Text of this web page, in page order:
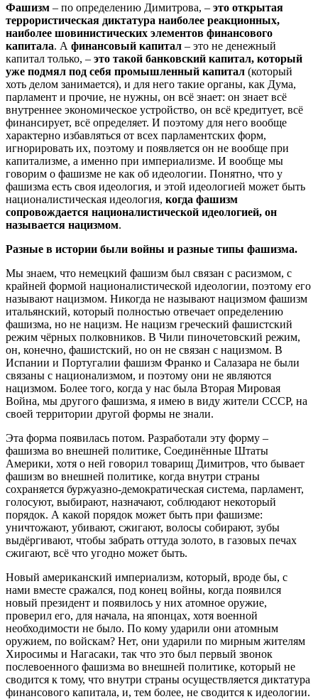
Фашизм – по определению Димитрова, – это открытая
террористическая диктатура наиболее реакционных,
наиболее шовинистических элементов финансового
капитала. А финансовый капитал – это не денежный
капитал только, – это такой банковский капитал, который
уже подмял под себя промышленный капитал (который
хоть делом занимается), и для него такие органы, как Дума,
парламент и прочие, не нужны, он всё знает: он знает всё
внутреннее экономическое устройство, он всё кредитует, всё
финансирует, всё определяет. И поэтому для него вообще
характерно избавляться от всех парламентских форм,
игнорировать их, поэтому и появляется он не вообще при
капитализме, а именно при империализме. И вообще мы
говорим о фашизме не как об идеологии. Понятно, что у
фашизма есть своя идеология, и этой идеологией может быть
националистическая идеология, когда фашизм
сопровождается националистической идеологией, он
называется нацизмом.
Разные в истории были войны и разные типы фашизма.
Мы знаем, что немецкий фашизм был связан с расизмом, с
крайней формой националистической идеологии, поэтому его
называют нацизмом. Никогда не называют нацизмом фашизм
итальянский, который полностью отвечает определению
фашизма, но не нацизм. Не нацизм греческий фашистский
режим чёрных полковников. В Чили пиночетовский режим,
он, конечно, фашистский, но он не связан с нацизмом. В
Испании и Португалии фашизм Франко и Салазара не были
связаны с национализмом, и поэтому они не являются
нацизмом. Более того, когда у нас была Вторая Мировая
Война, мы другого фашизма, я имею в виду жители СССР, на
своей территории другой формы не знали.
Эта форма появилась потом. Разработали эту форму –
фашизма во внешней политике, Соединённые Штаты
Америки, хотя о ней говорил товарищ Димитров, что бывает
фашизм во внешней политике, когда внутри страны
сохраняется буржуазно-демократическая система, парламент,
голосуют, выбирают, назначают, соблюдают некоторый
порядок. А какой порядок может быть при фашизме:
уничтожают, убивают, сжигают, волосы собирают, зубы
выдёргивают, чтобы забрать оттуда золото, в газовых печах
сжигают, всё что угодно может быть.
Новый американский империализм, который, вроде бы, с
нами вместе сражался, под конец войны, когда появился
новый президент и появилось у них атомное оружие,
проверил его, для начала, на японцах, хотя военной
необходимости не было. По кому ударили они атомным
оружием, по войскам? Нет, они ударили по мирным жителям
Хиросимы и Нагасаки, так что это был первый звонок
послевоенного фашизма во внешней политике, который не
сводится к тому, что внутри страны осуществляется диктатура
финансового капитала, и, тем более, не сводится к идеологии.